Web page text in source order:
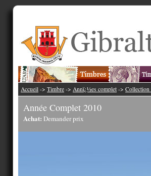
Accueil -> Timbre -> Annï¿½es complet -> Collection
Année Complet 2010
Achat: Demander prix